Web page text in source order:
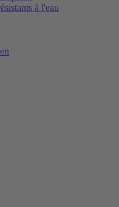
à l'eau